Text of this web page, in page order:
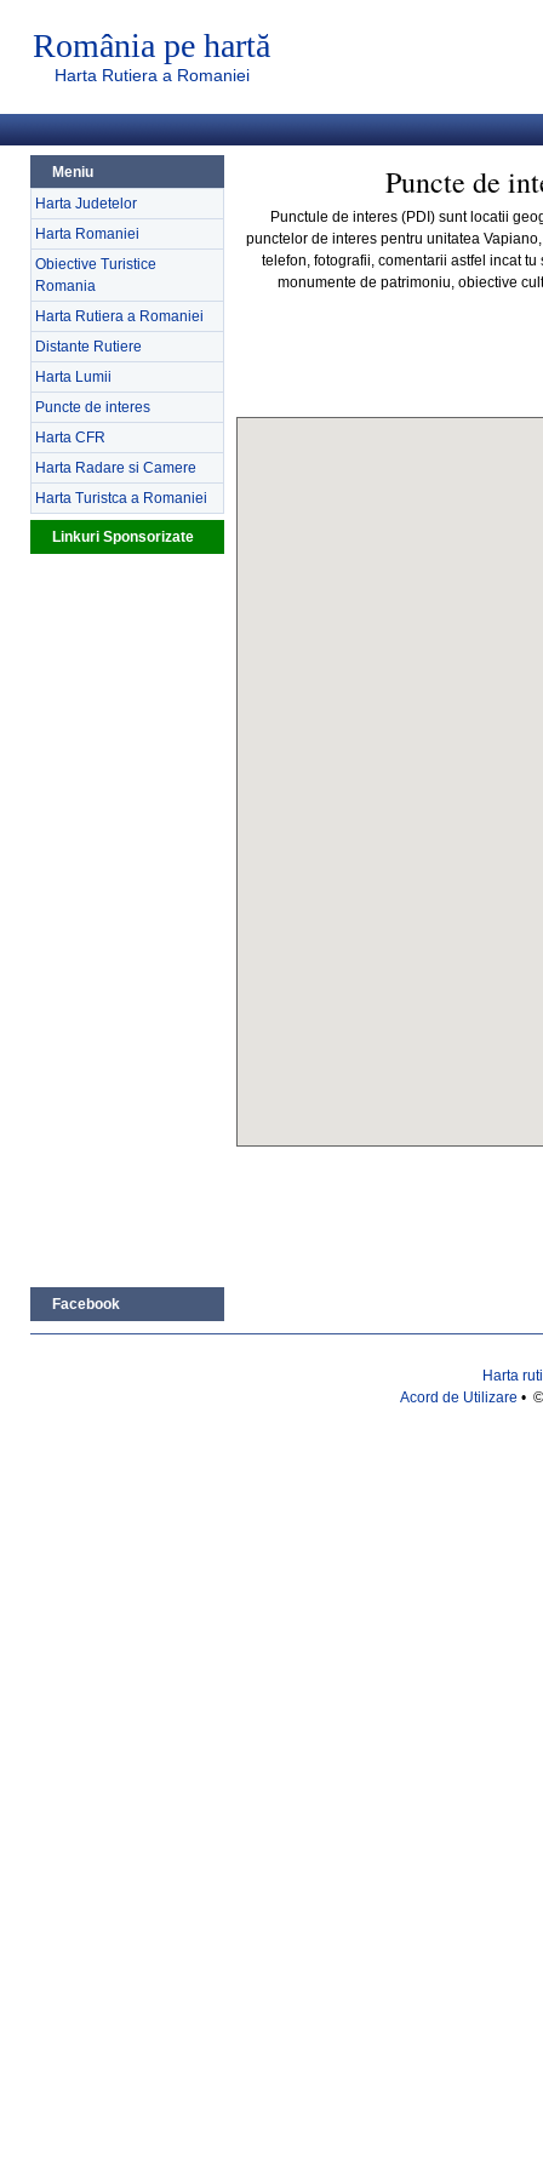
România pe hartă
Harta Rutiera a Romaniei
Meniu
Harta Judetelor
Harta Romaniei
Obiective Turistice
Romania
Harta Rutiera a Romaniei
Distante Rutiere
Harta Lumii
Puncte de interes
Harta CFR
Harta Radare si Camere
Harta Turistca a Romaniei
Linkuri Sponsorizate
Facebook
Puncte de
Punctule de interes (PDI) sunt locatii
punctelor de interes pentru unitatea
telefon, fotografii, comentarii astfel incat
monumente de patrimoniu, obiective
Harta
Acord de Utilizare •